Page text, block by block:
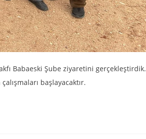
Babaeski Şube ziyaretini gerçekleştirdik.
başlayacaktır.